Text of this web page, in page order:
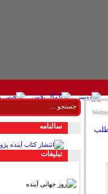
سالنامه
تبليغات